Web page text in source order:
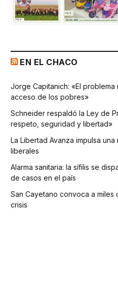
EN EL CHACO
Jorge Capitanich: «El
acceso de los pobres»
Schneider respaldó la Ley de
respeto, seguridad y libertad»
La Libertad Avanza impulsa
liberales
Alarma sanitaria: la sífilis se
de casos en el país
San Cayetano convoca a
crisis